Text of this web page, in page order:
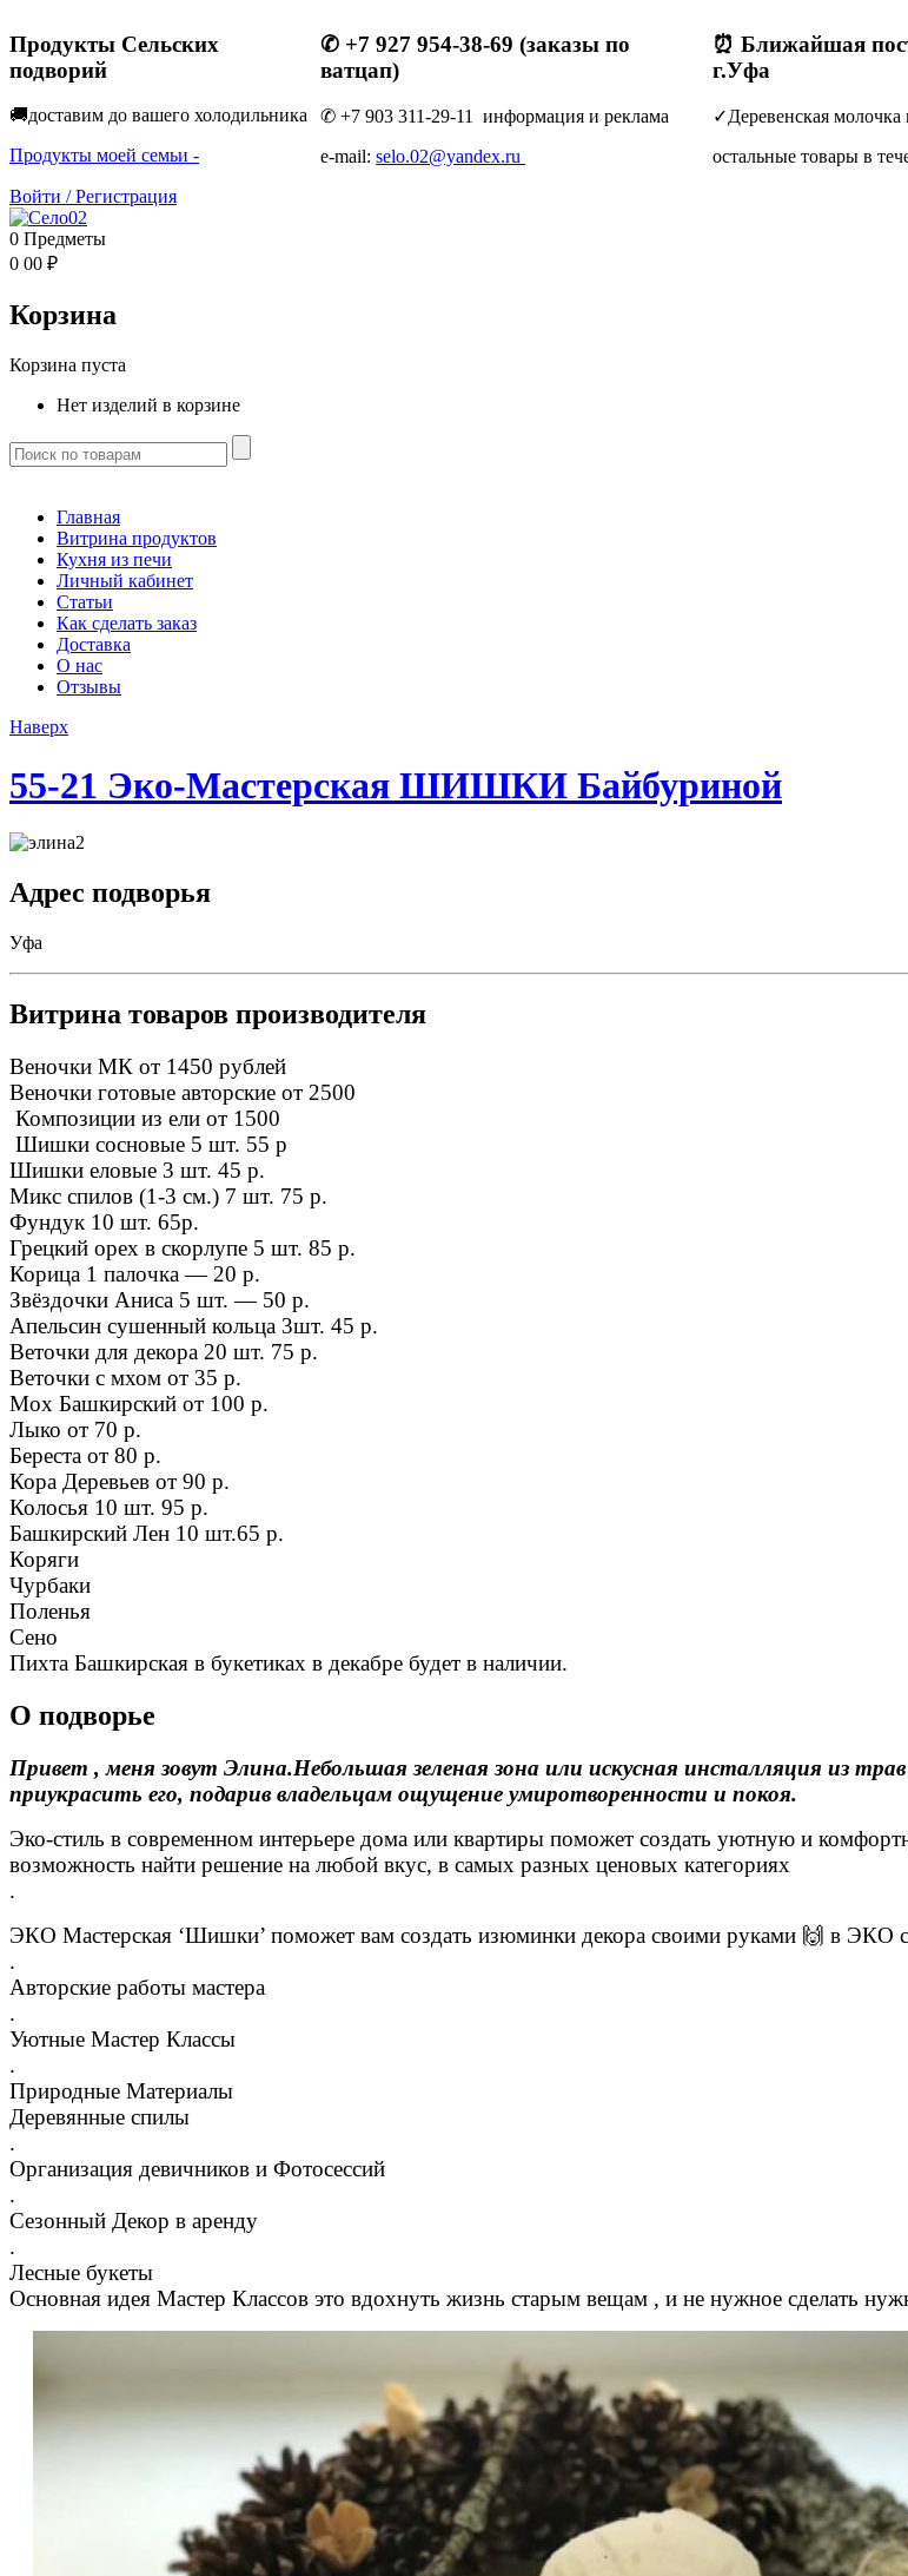
Продукты Сельских
подворий
🚚доставим до вашего холодильника
Продукты моей семьи -
✆ +7 927 954-38-69 (заказы по
ватцап)
✆ +7 903 311-29-11 информация и реклама
e-mail:selo.02@yandex.ru
⏰ Ближайшая
г.Уфа
✓Деревенская молочка
остальные товары в
Войти /Регистрация
0 Предметы
0 00 ₽
Корзина
Корзина пуста
Нет изделий в корзине
Главная
Витрина продуктов
Кухня из печи
Личный кабинет
Статьи
Как сделать заказ
Доставка
О нас
Отзывы
Наверх
55-21 Эко-Мастерская ШИШКИ Байбуриной
Адрес подворья
Уфа
Витрина товаров производителя
Веночки МК от 1450 рублей
Веночки готовые авторские от 2500
Композиции из ели от 1500
Шишки сосновые 5 шт. 55 р
Шишки еловые 3 шт. 45 р.
Микс спилов (1-3 см.) 7 шт. 75 р.
Фундук 10 шт. 65р.
Грецкий орех в скорлупе 5 шт. 85 р.
Корица 1 палочка — 20 р.
Звёздочки Аниса 5 шт. — 50 р.
Апельсин сушенный кольца 3шт. 45 р.
Веточки для декора 20 шт. 75 р.
Веточки с мхом от 35 р.
Мох Башкирский от 100 р.
Лыко от 70 р.
Береста от 80 р.
Кора Деревьев от 90 р.
Колосья 10 шт. 95 р.
Башкирский Лен 10 шт.65 р.
Коряги
Чурбаки
Поленья
Сено
Пихта Башкирская в букетиках в декабре будет в наличии.
О подворье
Привет , меня зовут Элина.Небольшая зеленая зона или искусная инсталляция из
приукрасить его, подарив владельцам ощущение умиротворенности и покоя.
Эко-стиль в современном интерьере дома или квартиры поможет создать уютную и
возможность найти решение на любой вкус, в самых разных ценовых категориях
.
ЭКО Мастерская ‘Шишки’ поможет вам создать изюминки декора своими руками 🙌 в ЭКО
.
Авторские работы мастера
.
Уютные Мастер Классы
.
Природные Материалы
Деревянные спилы
.
Организация девичников и Фотосессий
.
Сезонный Декор в аренду
.
Лесные букеты
Основная идея Мастер Классов это вдохнуть жизнь старым вещам , и не нужное сделать